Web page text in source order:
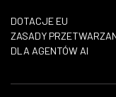
DOTACJE EU
​ZASADY
DLA AGENTÓW AI